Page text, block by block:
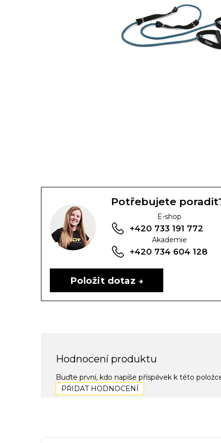
Potřebujete
E-shop
+420 733 191 772
Akademie
+420 734 604 128
Položit dotaz
Hodnocení produktu
Buďte první, kdo napíše příspěvek k této
PŘIDAT HODNOCENÍ